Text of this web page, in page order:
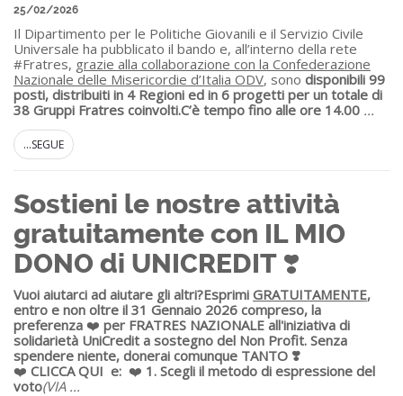
25/02/2026
Il Dipartimento per le Politiche Giovanili e il Servizio Civile
Universale ha pubblicato il bando e, all’interno della rete
#Fratres, grazie alla collaborazione con la Confederazione
Nazionale delle Misericordie d’Italia ODV, sono disponibili 99
posti, distribuiti in 4 Regioni ed in 6 progetti per un totale di
38 Gruppi Fratres coinvolti.C’è tempo fino alle ore 14.00 ...
...SEGUE
Sostieni le nostre attività
gratuitamente con IL MIO
DONO di UNICREDIT ❣️
Vuoi aiutarci ad aiutare gli altri?Esprimi GRATUITAMENTE,
entro e non oltre il 31 Gennaio 2026 compreso, la
preferenza ❤️ per FRATRES NAZIONALE all'iniziativa di
solidarietà UniCredit a sostegno del Non Profit. Senza
spendere niente, donerai comunque TANTO ❣️
❤️ CLICCA QUI e: ❤️ 1. Scegli il metodo di espressione del
voto(VIA...